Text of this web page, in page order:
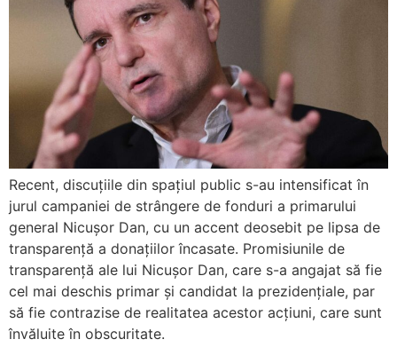
Recent, discuțiile din spațiul public s-au intensificat în
jurul campaniei de strângere de fonduri a primarului
general Nicușor Dan, cu un accent deosebit pe lipsa de
transparență a donațiilor încasate. Promisiunile de
transparență ale lui Nicușor Dan, care s-a angajat să fie
cel mai deschis primar și candidat la prezidențiale, par
să fie contrazise de realitatea acestor acțiuni, care sunt
învăluite în obscuritate.